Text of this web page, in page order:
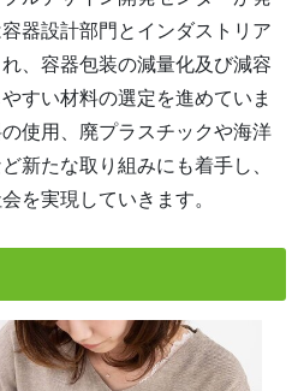
器設計部門とインダストリア
、容器包装の減量化及び減容
すい材料の選定を進めていま
使用、廃プラスチックや海洋
新たな取り組みにも着手し、
を実現していきます。